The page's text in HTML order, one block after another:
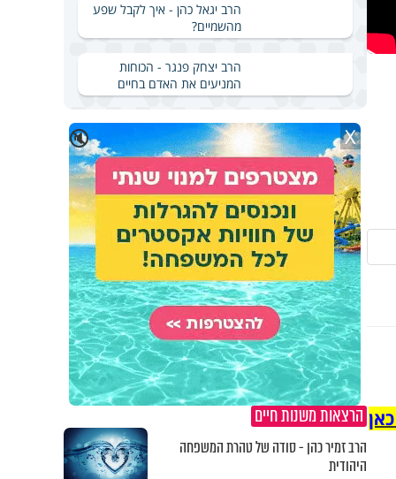
הרב יגאל כהן - איך לקבל שפע
מהשמיים?
הרב יצחק פנגר - הכוחות
המניעים את האדם בחיים
🔇 X
הרצאות משנות חיים
הרב זמיר כהן - סודה של טהרת המשפחה
היהודית